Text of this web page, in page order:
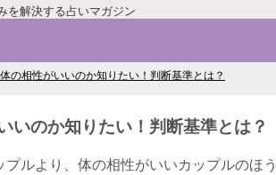
を解決する占いマガジン
の相性がいいのか知りたい！判断基準とは？
いのか知りたい！判断基準とは？
プルより、体の相性がいいカップルのほ